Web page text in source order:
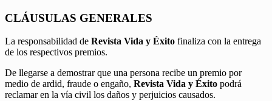
CLÁUSULAS GENERALES
La responsabilidad de Revista Vida y Éxito finaliza con la entrega
de los respectivos premios.
De llegarse a demostrar que una persona recibe un premio por
medio de ardid, fraude o engaño, Revista Vida y Éxito podrá
reclamar en la vía civil los daños y perjuicios causados.